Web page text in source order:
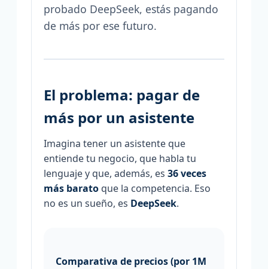
probado DeepSeek, estás pagando
de más por ese futuro.
El problema: pagar de
más por un asistente
Imagina tener un asistente que
entiende tu negocio, que habla tu
lenguaje y que, además, es 36 veces
más baratoque la competencia. Eso
no es un sueño, es DeepSeek.
Comparativa de precios (por 1M